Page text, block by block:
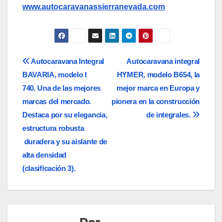
www.autocaravanassierranevada.com
Navegación
de
entradas
Autocaravana integral
HYMER, modelo B654, la
mejor marca en Europa y
pionera en la construcción
de integrales.
Autocaravana Integral
BAVARIA, modelo I
740. Una de las mejores
marcas del mercado.
Destaca por su elegancia,
estructura robusta
duradera y su aislante de
alta densidad
(clasificación 3).